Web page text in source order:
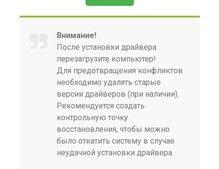
Внимание!
После установки драйвера
перезагрузите компьютер!
Для предотвращения конфликтов
необходимо удалять старые
версии драйверов (при наличии).
Рекомендуется создать
контрольную точку
восстановления, чтобы можно
было откатить систему в случае
неудачной установки драйвера.